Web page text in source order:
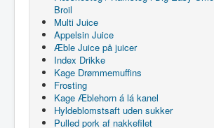
Broil
Multi Juice
Appelsin Juice
Æble Juice på juicer
Index Drikke
Kage Drømmemuffins
Frosting
Kage Æblehorn á lá kanel
Hyldeblomstsaft uden sukker
Pulled pork af nakkefilet